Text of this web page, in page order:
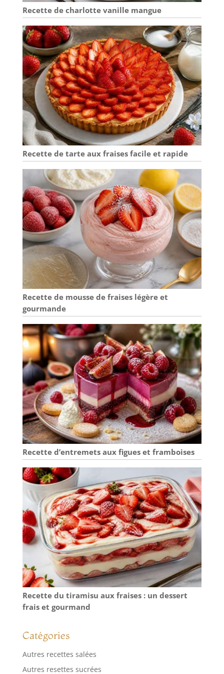
sur la plaque et une
spatule (spanell) en bois
RÉPARABILITÉ 15 ANS :
Les pièces détachées
sont disponibles au
minimum jusqu'à 15 ans
après l'achat. Le tampon
CLEAN+ (Réf ATE1) n'est
pas fourni
Recette de charlotte vanille mangue
Recette de tarte aux fraises facile et rapide
Recette de mousse de fraises légère et
gourmande
Recette d’entremets aux figues et framboises
Recette du tiramisu aux fraises : un dessert
frais et gourmand
Catégories
Autres recettes salées
Autres resettes sucrées